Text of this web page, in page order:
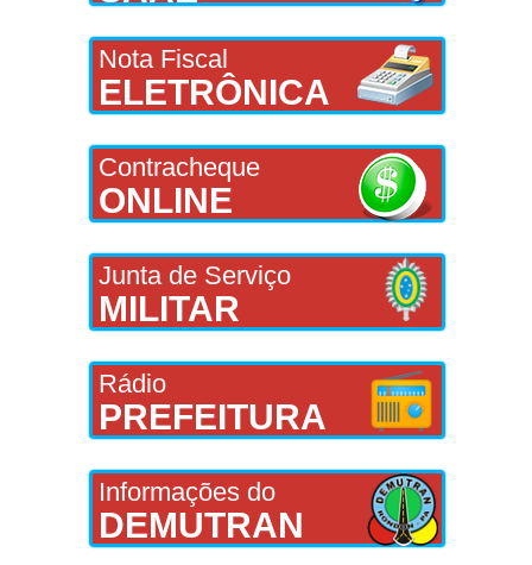
Nota Fiscal
ELETRÔNICA
Contracheque
ONLINE
Junta de Serviço
MILITAR
Rádio
PREFEITURA
Informações do
DEMUTRAN